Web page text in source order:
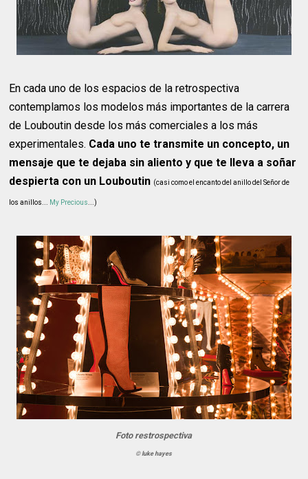
En cada uno de los espacios de la retrospectiva
contemplamos los modelos más importantes de la carrera
de Louboutin desde los más comerciales a los más
experimentales. Cada uno te transmite un concepto, un
mensaje que te dejaba sin aliento y que te lleva a soñar
despierta con un Louboutin (casi como el encanto del anillo del Señor de
los anillos... My Precious ...)
Foto restrospectiva
© luke hayes